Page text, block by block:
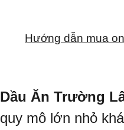
Hướng dẫn mua
Dầu Ăn Trường
quy mô lớn nhỏ